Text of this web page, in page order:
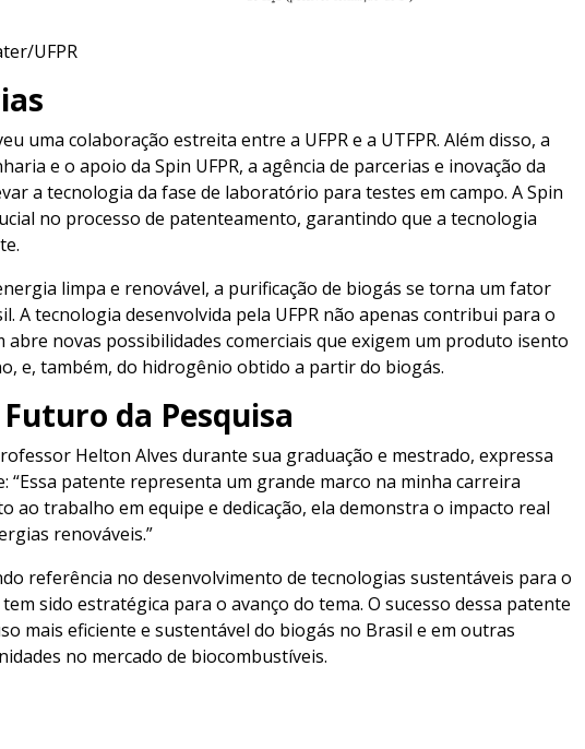
UFPR
uma colaboração estreita entre a UFPR e a UTFPR. Além disso, a
e o apoio da Spin UFPR, a agência de parcerias e inovação da
a tecnologia da fase de laboratório para testes em campo. A Spin
no processo de patenteamento, garantindo que a tecnologia
limpa e renovável, a purificação de biogás se torna um fator
A tecnologia desenvolvida pela UFPR não apenas contribui para o
abre novas possibilidades comerciais que exigem um produto isento
e, também, do hidrogênio obtido a partir do biogás.
da Pesquisa
Helton Alves durante sua graduação e mestrado, expressa
“Essa patente representa um grande marco na minha carreira
ao trabalho em equipe e dedicação, ela demonstra o impacto real
renováveis.”
referência no desenvolvimento de tecnologias sustentáveis para o
sido estratégica para o avanço do tema. O sucesso dessa patente
mais eficiente e sustentável do biogás no Brasil e em outras
no mercado de biocombustíveis.